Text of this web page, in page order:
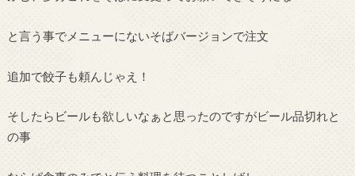
と言う事でメニューにないそばバージョンで注文
追加で餃子も頼んじゃえ！
そしたらビールも欲しいなぁと思ったのですがビール品切れと
の事